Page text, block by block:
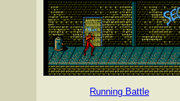
Running Battle